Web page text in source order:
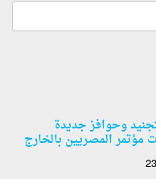
وحوافز جديدة
مؤتمر المصريين بالخارج